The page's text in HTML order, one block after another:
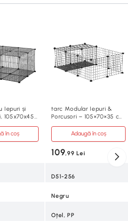
Iepuri și
105x70x45
în coș
tarc Modular Iepuri &
Porcusori – 105×70×35 cm
Adaugă în coș
109,99 Lei
D51-256
Negru
Oțel, PP